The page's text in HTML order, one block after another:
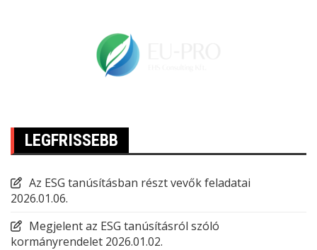
LEGFRISSEBB
Az ESG tanúsításban részt vevők feladatai
2026.01.06.
Megjelent az ESG tanúsításról szóló
kormányrendelet 2026.01.02.